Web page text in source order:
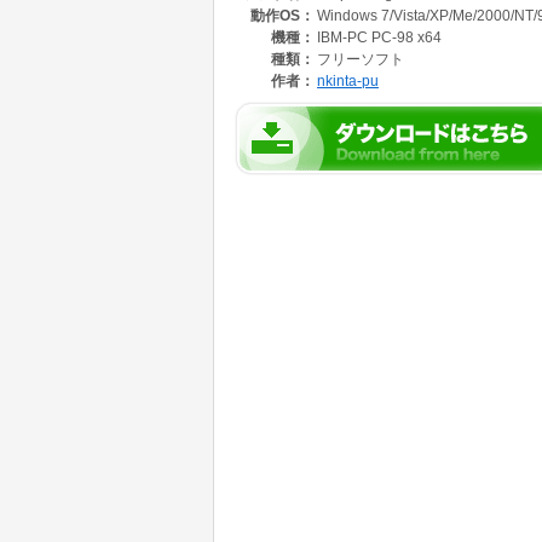
動作OS： Windows 7/Vista/XP/Me/2000/NT/
機種：
IBM-PC PC-98 x64
種類： フリーソフト
作者： nkinta-pu